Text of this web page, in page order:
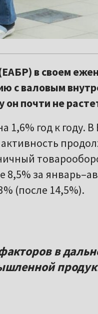
в своем
с валовым
почти не
1,6% год к году.
8,5% за
(после 14,5%).
в